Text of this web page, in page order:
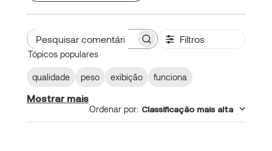
Pesquisar
comentários
Filtros
Tópicos populares
qualidade peso exibição funciona
Mostrar mais
Ordenar por: Classificação mais alta